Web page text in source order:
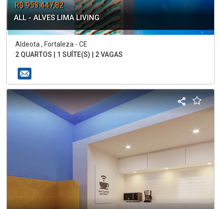
R$ 953.447,82
ALL - ALVES LIMA LIVING
Aldeota , Fortaleza - CE
2 QUARTOS | 1 SUÍTE(S) | 2 VAGAS